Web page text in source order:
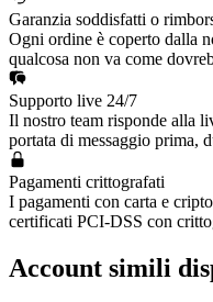
Pantheon
Ezreal
Mordekaiser
Yorick
Akali
Kennen
Garen
Leona
Malzahar
Talon
Riven
Yuumi
Shen
Garanzia soddisfatti o
Ogni ordine è coperto dalla
qualcosa non va come
Supporto live 24/7
Il nostro team risponde alla
portata di messaggio prima,
Pagamenti crittografati
I pagamenti con carta e
certificati PCI-DSS con
Account simili